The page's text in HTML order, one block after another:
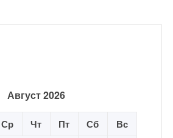
Август 2026
Ср Чт Пт Сб Вс